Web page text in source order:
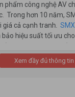
phẩm công nghệ AV
Trong hơn 10 năm,
giá cả cạnh tranh. SMX
hiệu suất tối ưu
và phạm vi rộg
đãi nhất.
Xem đầy đủ thông tin